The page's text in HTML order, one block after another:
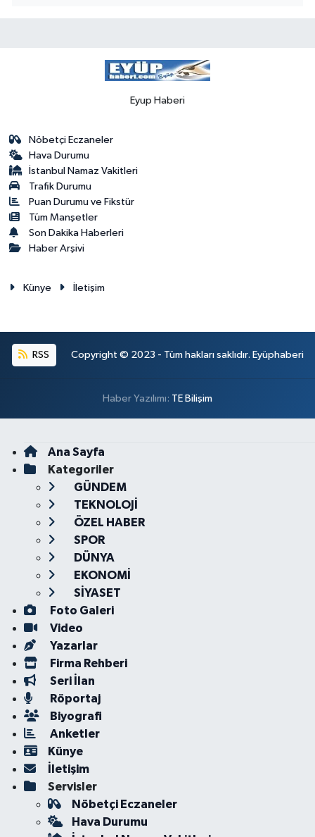
Eyup Haberi
Nöbetçi Eczaneler
Hava Durumu
İstanbul Namaz Vakitleri
Trafik Durumu
Puan Durumu ve Fikstür
Tüm Manşetler
Son Dakika Haberleri
Haber Arşivi
Künye İletişim
RSS Copyright © 2023 - Tüm hakları saklıdır. Eyüphaberi
Haber Yazılımı: TE Bilişim
Ana Sayfa
Kategoriler
GÜNDEM
TEKNOLOJİ
ÖZEL HABER
SPOR
DÜNYA
EKONOMİ
SİYASET
Foto Galeri
Video
Yazarlar
Firma Rehberi
Seri İlan
Röportaj
Biyografi
Anketler
Künye
İletişim
Servisler
Nöbetçi Eczaneler
Hava Durumu